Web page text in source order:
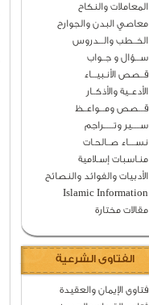
المعاملات والنكاح
معاصي البدن والجوارح
الخــطب والـــدروس
ســـؤال و جــواب
قــصص الأنـبيـــاء
الأدعــية والأذكــار
قـــصص ومـــواعــظ
ســـــير وتــــــراجم
نســــاء صــالحـات
منـاسبات إسـلامية
الأدبيات والفوائد والنصائح
Islamic Information
مقالات مختارة
الفتاوى الشرعية
فتاوى الإيمان والعقيدة